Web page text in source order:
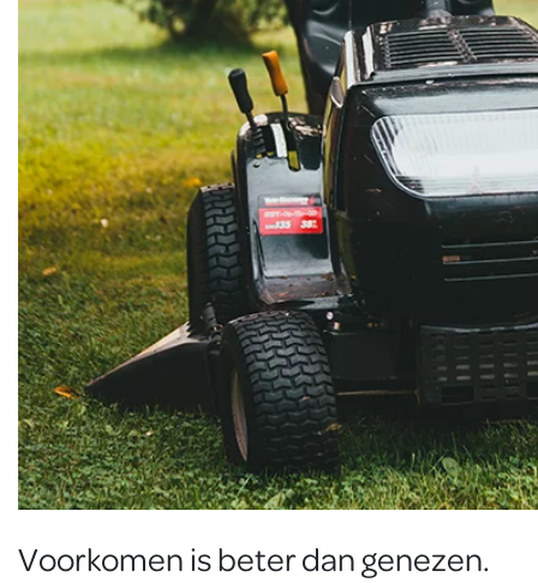
Voorkomen is beter dan genezen.